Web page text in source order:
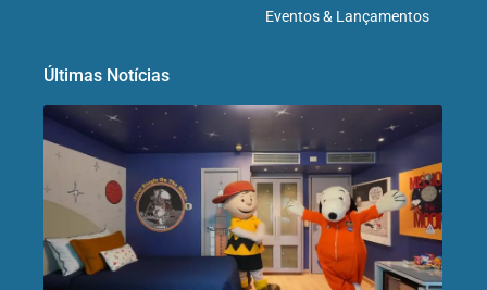
Eventos & Lançamentos
Últimas Notícias